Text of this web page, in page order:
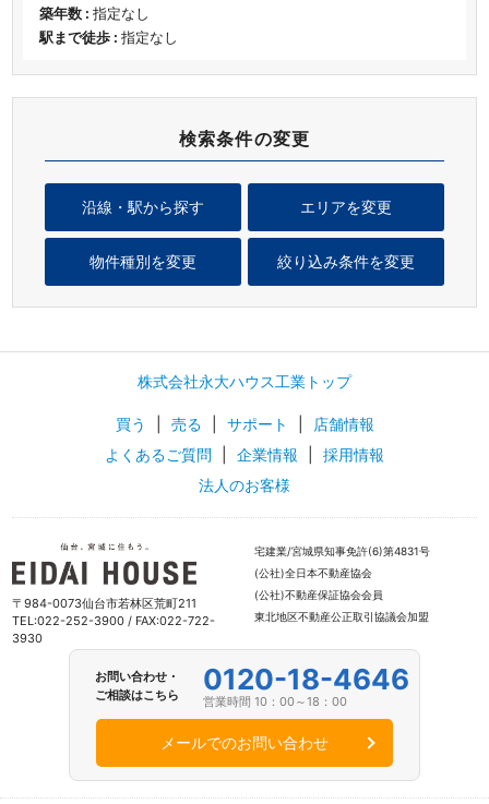
検索条件の変更
エリアを変更
沿線・駅から探す
物件種別を変更 絞り込み条件を変更
築年数 : 指定なし
駅まで徒歩 : 指定なし
株式会社永大ハウス工業トップ
買う 売る サポート
店舗情報
よくあるご質問
企業情報
採用情報
法人のお客様
〒984-0073仙台市若林区荒町211
TEL:022-252-3900 / FAX:022-722-
3930
宅建業/宮城県知事免許(6)第4831号
(公社)全日本不動産協会
(公社)不動産保証協会会員
東北地区不動産公正取引協議会加盟
お問い合わせ・
ご相談はこちら
0120-18-4646
営業時間 10：00～18：00
メールでのお問い合わせ